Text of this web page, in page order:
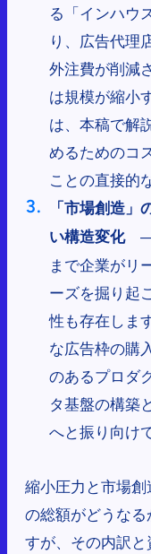
る「インハウ
り、広告代理
外注費が削減
は規模が縮小
は、本稿で解
めるためのコ
ことの直接的
「市場創造
い構造変化―
まで企業がリ
ーズを掘り起
性も存在しま
な広告枠の購
のあるプロダ
タ基盤の構築
へと振り向け
縮小圧力と市場
の総額がどうな
すが、その内訳